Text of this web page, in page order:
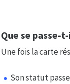
Que se passe-
Une fois la carte
Son statut